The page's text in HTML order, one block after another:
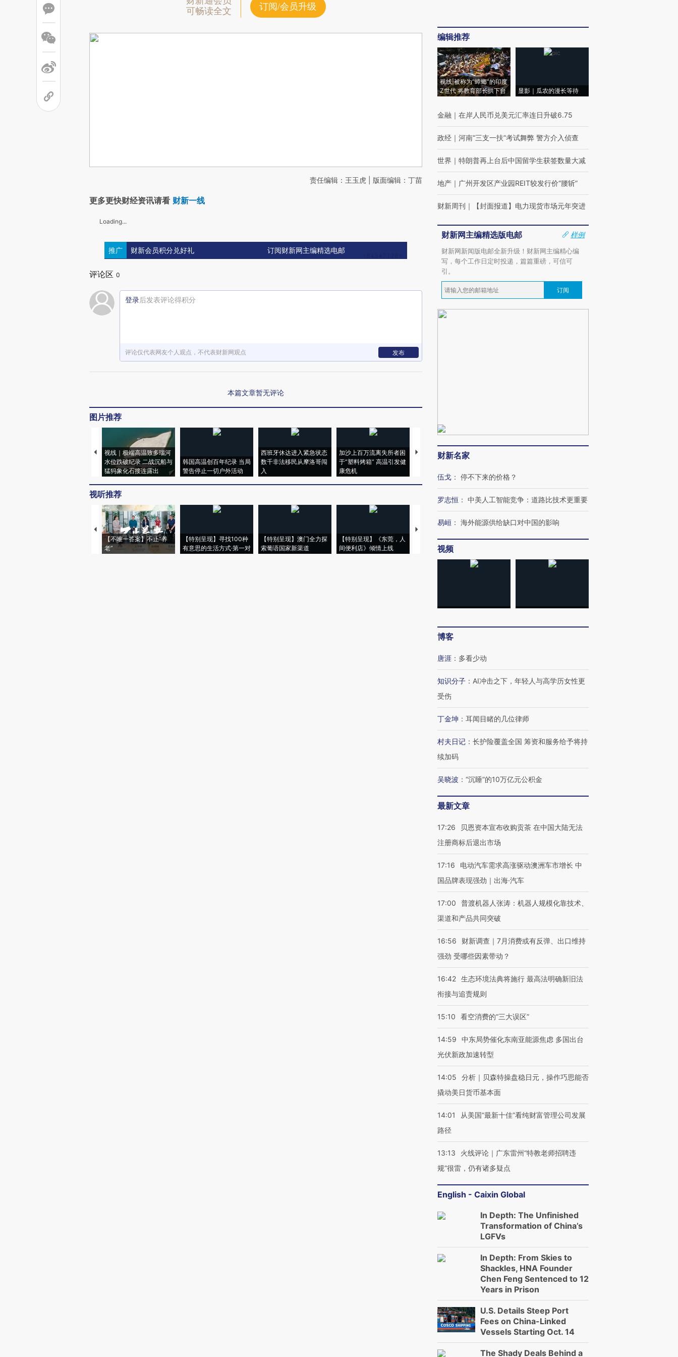
可畅读全文
订阅/会员升级
责任编辑：王玉虎 | 版面编辑：丁苗
更多更快财经资讯请看 财新一线
Loading...
推广 财新会员积分兑好礼 订阅财新网主编精选电邮
评论区 0
登录后发表评论得积分
评论仅代表网友个人观点，不代表财新网观点 发布
本篇文章暂无评论
图片推荐
视线｜极端高温致多瑙河
水位跌破纪录 二战沉船与
猛犸象化石接连露出
韩国高温创百年纪录 当局
警告停止一切户外活动
西班牙休达进入紧急状态
数千非法移民从摩洛哥闯
入
加沙上百万流离失所者困
于“塑料烤箱” 高温引发健
康危机
视线｜HYROX的吸金
术：是什么让中产们甘
视听推荐
【不唯一答案】不止“养
老”
【特别呈现】寻找100种
有意思的生活方式·第一对
【特别呈现】澳门全力探
索葡语国家新渠道
【特别呈现】《东莞，人
间便利店》倾情上线
【推广】走进第四届链博
会，让数智科技“链”接产
【特别呈现】寻找100种
CFO：不靠规模取胜，华
编辑推荐
视线|被称为“蟑螂”的印度
Z世代 将教育部长拱下台
显影｜瓜农的漫长等待
金融 ｜ 在岸人民币兑美元汇率连日升破6.75
政经 ｜ 河南“三支一扶”考试舞弊 警方介入侦查
世界 ｜ 特朗普再上台后中国留学生获签数量大减
地产 ｜ 广州开发区产业园REIT较发行价“腰斩”
财新周刊 ｜ 【封面报道】电力现货市场元年突进
财新网主编精选版电邮
样例
财新网新闻版电邮全新升级！财新网主编精心编
写，每个工作日定时投递，篇篇重磅，可信可
引。
订阅
财新名家
伍戈 ： 停不下来的价格？
罗志恒 ： 中美人工智能竞争：道路比技术更重要
易峘 ： 海外能源供给缺口对中国的影响
视频
博客
唐涯 ： 多看少动
知识分子 ： AI冲击之下，年轻人与高学历女性更
受伤
丁金坤 ： 耳闻目睹的几位律师
村夫日记 ： 长护险覆盖全国 筹资和服务给予将持
续加码
吴晓波 ： “沉睡”的10万亿元公积金
最新文章
17:26
贝恩资本宣布收购贡茶 在中国大陆无法
注册商标后退出市场
17:16
电动汽车需求高涨驱动澳洲车市增长 中
国品牌表现强劲｜出海·汽车
17:00
普渡机器人张涛：机器人规模化靠技术、
渠道和产品共同突破
16:56
财新调查｜7月消费或有反弹、出口维持
强劲 受哪些因素带动？
16:42 生态环境法典将施行 最高法明确新旧法
衔接与追责规则
15:10 看空消费的“三大误区”
14:59
中东局势催化东南亚能源焦虑 多国出台
光伏新政加速转型
14:05
分析｜贝森特操盘稳日元，操作巧思能否
撬动美日货币基本面
14:01
从美国“最新十佳”看纯财富管理公司发展
路径
13:13
火线评论｜广东雷州“特教老师招聘违
规”很雷，仍有诸多疑点
English - Caixin Global
In Depth: The Unfinished
Transformation of China’s
LGFVs
In Depth: From Skies to
Shackles, HNA Founder
Chen Feng Sentenced to 12
Years in Prison
U.S. Details Steep Port
Fees on China-Linked
Vessels Starting Oct. 14
The Shady Deals Behind a